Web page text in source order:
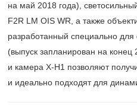
на май 2018 года),
F2R LM OIS WR, а также
разработанный специально
(выпуск запланирован на
и камера X-H1 позволяют
и идеально подходят для